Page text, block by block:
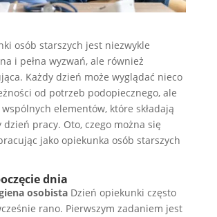
osób starszych jest niezwykle
i pełna wyzwań, ale również
Każdy dzień może wyglądać nieco
od potrzeb podopiecznego, ale
elementów, które składają
pracy. Oto, czego można się
jako opiekunka osób starszych
dnia
osobistaDzień opiekunki często
rano. Pierwszym zadaniem jest